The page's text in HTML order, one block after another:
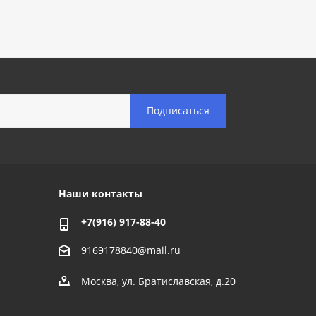
Наши контакты
+7(916) 917-88-40
9169178840@mail.ru
Москва, ул. Братиславская, д.20